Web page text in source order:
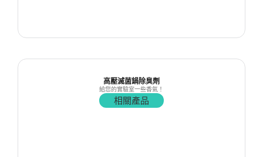
高壓滅菌鍋除臭劑
給您的實驗室一些香氣！
相關產品